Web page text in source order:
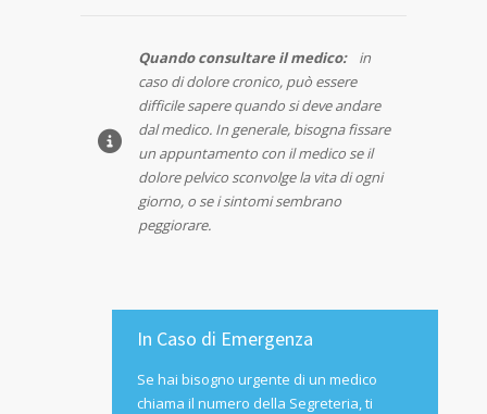
Quando consultare il medico:
in
caso di dolore cronico, può essere
difficile sapere quando si deve andare
dal medico. In generale, bisogna fissare
un appuntamento con il medico se il
dolore pelvico sconvolge la vita di ogni
giorno, o se i sintomi sembrano
peggiorare.
In Caso di Emergenza
Se hai bisogno urgente di un medico
chiama il numero della Segreteria, ti